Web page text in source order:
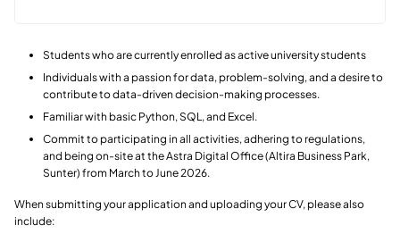
Students who are currently enrolled as active university students
Individuals with a passion for data, problem-solving, and a desire to
contribute to data-driven decision-making processes.
Familiar with basic Python, SQL, and Excel.
Commit to participating in all activities, adhering to regulations,
and being on-site at the Astra Digital Office (Altira Business Park,
Sunter) from March to June 2026.
When submitting your application and uploading your CV, please also
include: